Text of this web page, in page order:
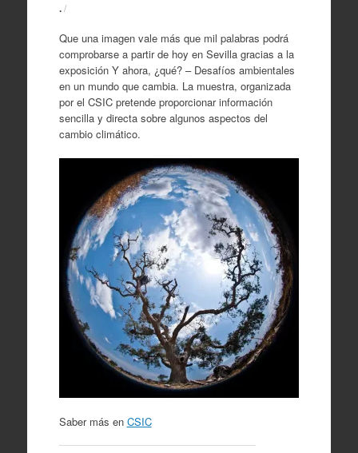
./
Que una imagen vale más que mil palabras podrá
comprobarse a partir de hoy en Sevilla gracias a la
exposición Y ahora, ¿qué? – Desafíos ambientales
en un mundo que cambia. La muestra, organizada
por el CSIC pretende proporcionar información
sencilla y directa sobre algunos aspectos del
cambio climático.
Saber más en CSIC